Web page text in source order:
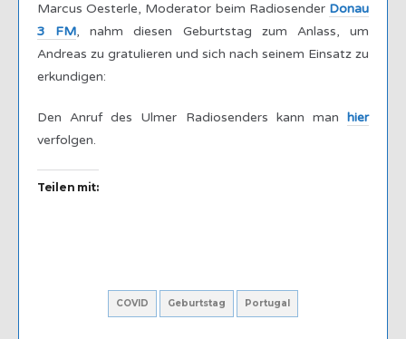
Marcus Oesterle, Moderator beim Radiosender Donau
3 FM, nahm diesen Geburtstag zum Anlass, um
Andreas zu gratulieren und sich nach seinem Einsatz zu
erkundigen:
Den Anruf des Ulmer Radiosenders kann man hier
verfolgen.
Teilen mit:
COVID Geburtstag Portugal